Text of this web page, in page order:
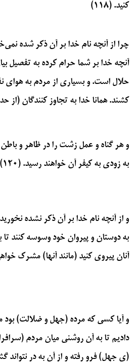
کنید. (۱۱۸)
چرا از آنچه نام خدا بر آن ذکر شده
آنچه خدا بر شما حرام کرده به تفصیل
حلال است. و بسیاری از مردم به هوای
کشند. همانا خدا به تجاوز کنندگان (از
و هر گناه و عمل زشت را در ظاهر و
به زودی به کیفر آن خواهند رسید. (۱۲۰)
و از آنچه نام خدا بر آن ذکر نشده
به دوستان و پیروان خود وسوسه کنند تا
آنان پیروی کنید (مانند آنها) مشرک
و آیا کسی که مرده (جهل و ضلالت) بود
دادیم تا به آن روشنی میان مردم
(ی جهل) فرو رفته و از آن به در